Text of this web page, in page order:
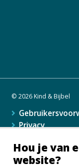
Privacy
Cookie
Hou je van
website?